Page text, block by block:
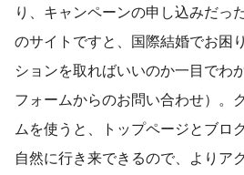
り、キャンペーンの申し込みだっ
のサイトですと、国際結婚でお困
ションを取ればいいのか一目でわ
フォームからのお問い合わせ）。
ムを使うと、トップページとブロ
自然に行き来できるので、よりア